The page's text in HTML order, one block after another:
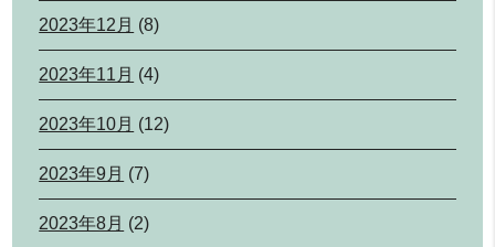
2023年12月 (8)
2023年11月 (4)
2023年10月 (12)
2023年9月 (7)
2023年8月 (2)